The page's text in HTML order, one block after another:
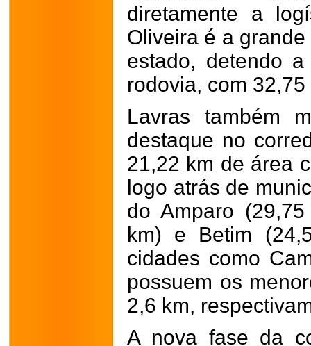
diretamente a
Oliveira é a
estado, detendo
rodovia, com 32,75
Lavras também
destaque no
21,22 km de área
logo atrás de
do Amparo
km) e Betim
cidades como
possuem os
2,6 km,
A nova fase da